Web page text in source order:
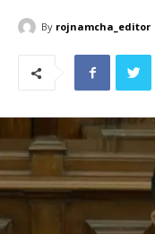
By rojnamcha_editor